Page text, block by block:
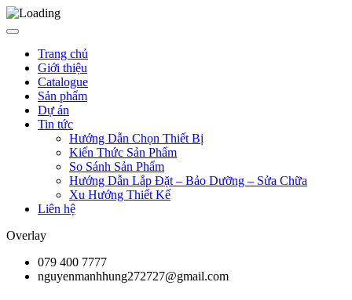
Trang chủ
Giới thiệu
Catalogue
Sản phẩm
Dự án
Tin tức
Hướng Dẫn Chọn Thiết Bị
Kiến Thức Sản Phẩm
So Sánh Sản Phẩm
Hướng Dẫn Lắp Đặt – Bảo Dưỡng – Sửa Chữa
Xu Hướng Thiết Kế
Liên hệ
Overlay
079 400 7777
nguyenmanhhung272727@gmail.com